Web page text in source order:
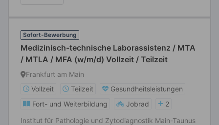
Sofort-Bewerbung
Medizinisch-technische Laborassistenz / MTA
/ MTLA / MFA (w/m/d) Vollzeit / Teilzeit
Frankfurt am Main
Vollzeit
Teilzeit
Gesundheitsleistungen
Fort- und Weiterbildung
Jobrad
2
Institut für Pathologie und Zytodiagnostik Main-Taunus